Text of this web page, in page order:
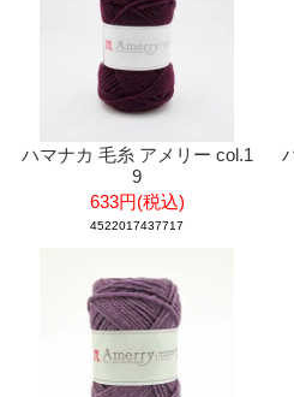
ハマナカ 毛糸 アメリー col.1
9
633円(税込)
4522017437717